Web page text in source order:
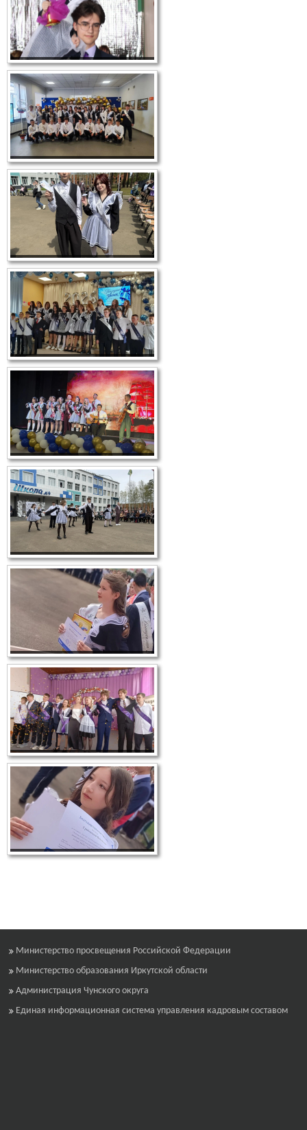
Министерство просвещения Российской Федерации
Министерство образования Иркутской области
Администрация Чунского округа
Единая информационная система управления кадровым составом